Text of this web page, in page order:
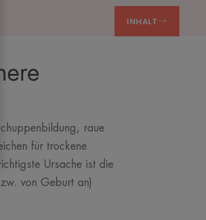
INHALT
raue
für trockene
Ursache ist die
von Geburt an)